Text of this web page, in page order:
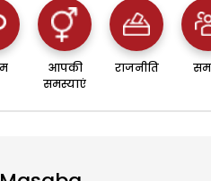
आपकी
समस्याएं
राजनीति